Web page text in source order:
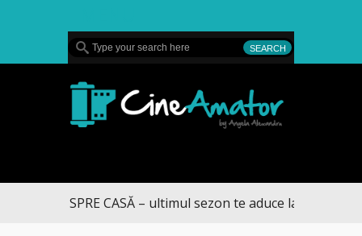
SPRE CASĂ – ultimul sezon te aduce la DIVA